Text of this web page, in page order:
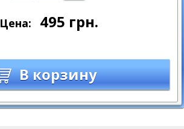
Цена: 495 грн.
В корзину